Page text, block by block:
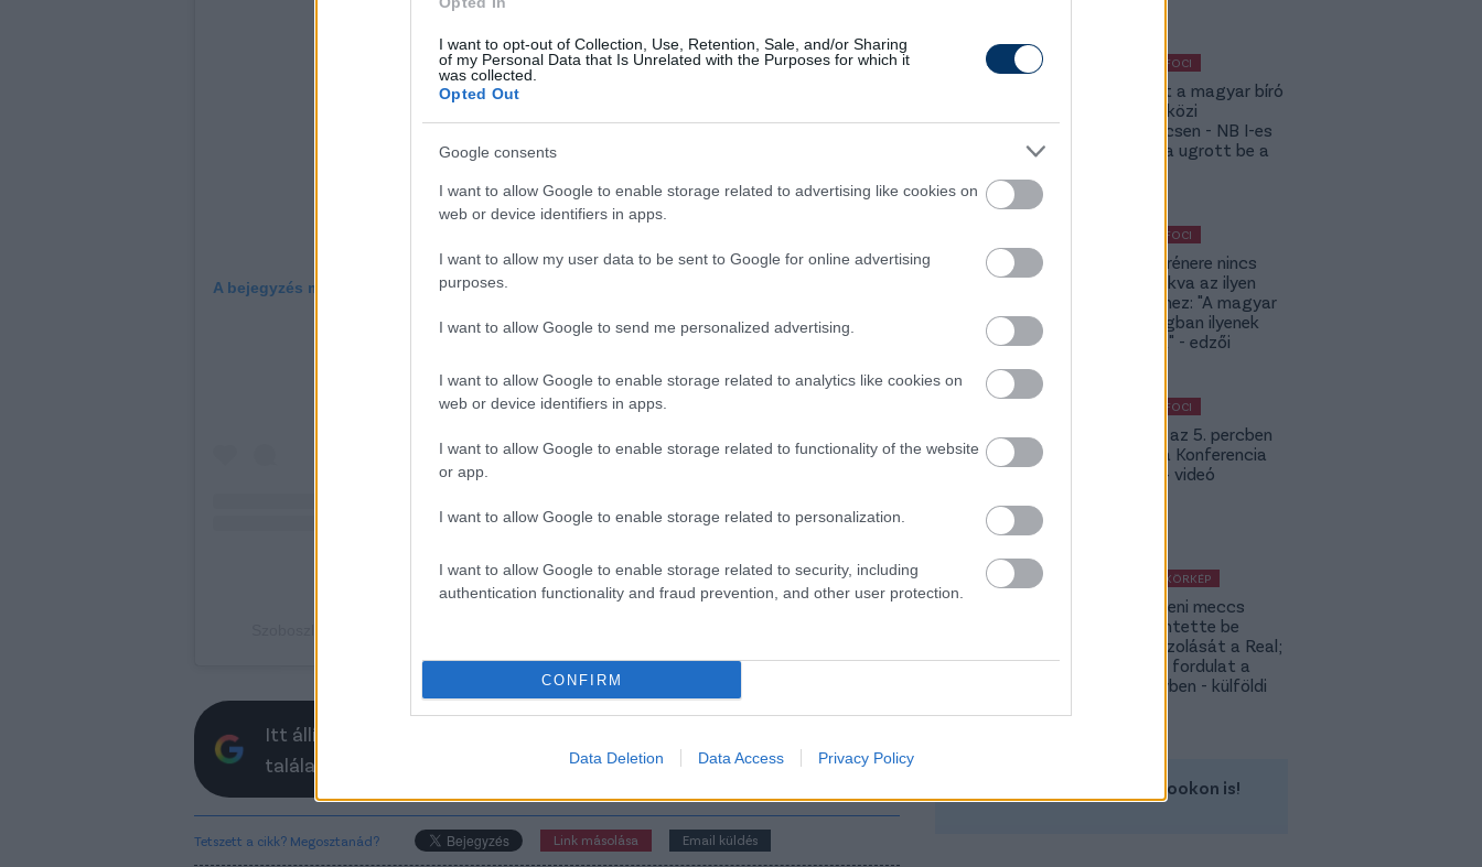
I want to opt-out of Collection, Use, Retention, Sale, and/or Sharing
of my Personal Data that Is Unrelated with the Purposes for which it
was collected.
Opted Out
Google consents
I want to allow Google to enable storage related to advertising like cookies on
web or device identifiers in apps.
I want to allow my user data to be sent to Google for online advertising
purposes.
I want to allow Google to send me personalized advertising.
I want to allow Google to enable storage related to analytics like cookies on
web or device identifiers in apps.
I want to allow Google to enable storage related to functionality of the website
or app.
I want to allow Google to enable storage related to personalization.
I want to allow Google to enable storage related to security, including
authentication functionality and fraud prevention, and other user protection.
CONFIRM
Data Deletion Data Access Privacy Policy
A bejegyzés megtekintése az Instagramon
Itt állíthatod be, hogy a Csakfoci az elsők között legyen a Google-
találatokban
Tetszett a cikk? Megosztanád? Link másolása Email küldés
KÜLFÖLDI FOCI
Megsérült a magyar bíró
a nemzetközi
kupameccsen - NB I-es
honfitársa ugrott be a
KÜLFÖLDI FOCI
A DVSC trénere nincs
hozzászokva az ilyen
meccsekhez: "A magyar
bajnokságban ilyenek
nincsenek" - edzői
KÜLFÖLDI FOCI
Bolla már az 5. percben
betalált a Konferencia
Ligában – videó
KÜLFÖLDI KÖRKÉP
A Fradi elleni meccs
előtt jelentette be
rekordigazolását a Real;
hatalmas fordulat a
Rodri-ügyben - külföldi
Kövess minket a Facebookon is!